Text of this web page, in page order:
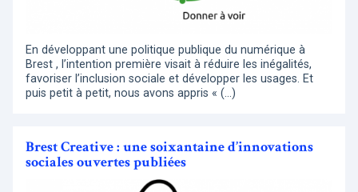
En développant une politique publique du numérique à
Brest , l’intention première visait à réduire les inégalités,
favoriser l’inclusion sociale et développer les usages. Et
puis petit à petit, nous avons appris « (…)
Brest Creative : une soixantaine d’innovations
sociales ouvertes publiées